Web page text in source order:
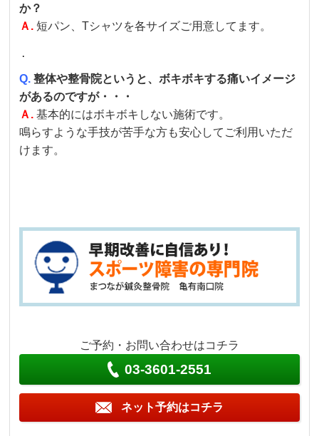
か？
Ａ. 短パン、Tシャツを各サイズご用意してます。
．
Q. 整体や整骨院というと、ボキボキする痛いイメージ
があるのですが・・・
Ａ.基本的にはボキボキしない施術です。
鳴らすような手技が苦手な方も安心してご利用いただ
けます。
ご予約・お問い合わせはコチラ
03-3601-2551
ネット予約はコチラ